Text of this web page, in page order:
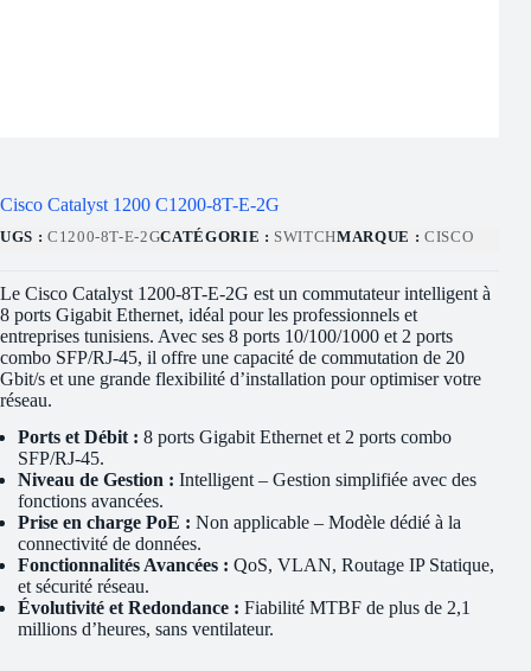
Cisco Catalyst 1200 C1200-8T-E-2G
UGS : C1200-8T-E-2GCATÉGORIE : SWITCHMARQUE : CISCO
Le Cisco Catalyst 1200-8T-E-2G est un commutateur intelligent à
8 ports Gigabit Ethernet, idéal pour les professionnels et
entreprises tunisiens. Avec ses 8 ports 10/100/1000 et 2 ports
combo SFP/RJ-45, il offre une capacité de commutation de 20
Gbit/s et une grande flexibilité d’installation pour optimiser votre
réseau.
Ports et Débit : 8 ports Gigabit Ethernet et 2 ports combo
SFP/RJ-45.
Niveau de Gestion : Intelligent – Gestion simplifiée avec des
fonctions avancées.
Prise en charge PoE : Non applicable – Modèle dédié à la
connectivité de données.
Fonctionnalités Avancées : QoS, VLAN, Routage IP Statique,
et sécurité réseau.
Évolutivité et Redondance : Fiabilité MTBF de plus de 2,1
millions d’heures, sans ventilateur.